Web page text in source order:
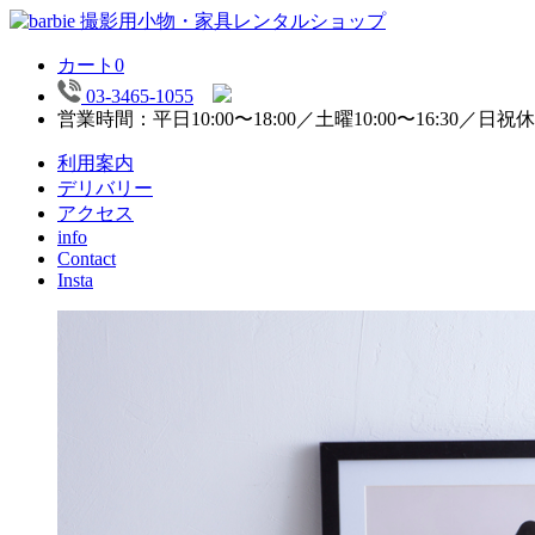
カート 0
03-3465-1055
営業時間：平日10:00〜18:00／土曜10:00〜16:30／日祝
利用案内
デリバリー
アクセス
info
Contact
Insta